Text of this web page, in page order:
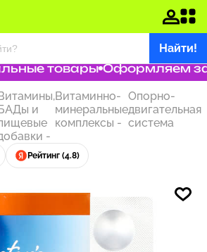
Найти!
товары Оформляем
и
-
Витаминно-
минеральные
комплексы -
Опорно-
двигательная
система
Рейтинг (4.8)